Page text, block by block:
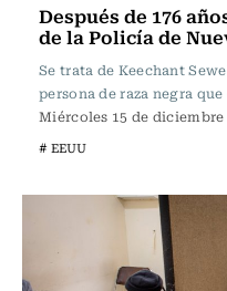
Después de 176
de la Policía de
Se trata de Keechant
persona de raza negra
Miércoles 15 de diciembre
# EEUU